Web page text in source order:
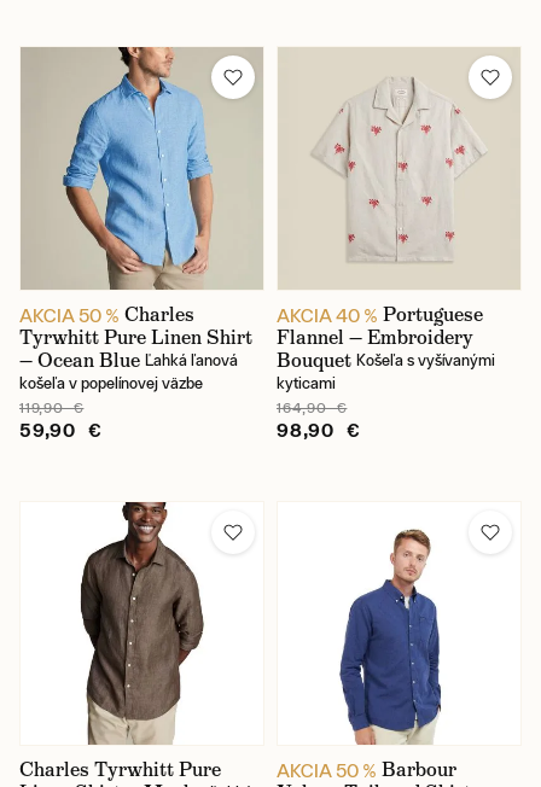
AKCIA 50 % Charles
Tyrwhitt Pure Linen Shirt
— Ocean Blue Ľahká ľanová
košeľa v popelínovej väzbe
119,90 €
59,90 €
AKCIA 40 % Portuguese
Flannel — Embroidery
Bouquet Košeľa s vyšívanými
kyticami
164,90 €
98,90 €
Charles Tyrwhitt Pure
AKCIA 50 % Barbour